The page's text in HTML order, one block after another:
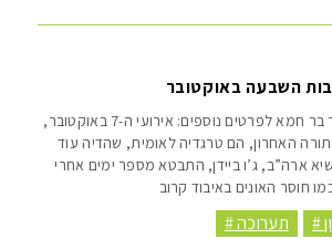
השבעה באוקטובר
תערוכת האומן: אבנר בר חמא לפרטים נוספים: אירועי ה-7 באוקטובר,
האחרון, הם טרגדיה לאומית, שהדיה עוד
ארה”ב, ג’ו ביידן, התבטא מספר ימים אחרי
חוסר האונים באיבוד קרוב
# תערוכה #